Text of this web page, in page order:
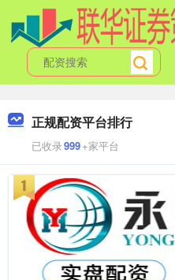
正规配资平台排行
已收录999+家平台